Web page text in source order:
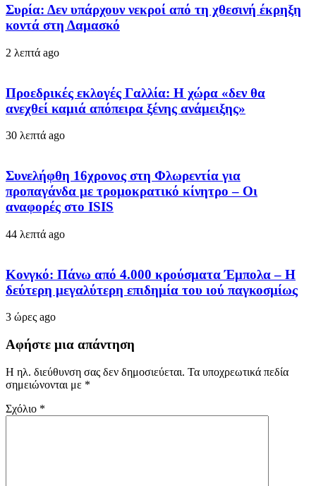
Συρία: Δεν υπάρχουν νεκροί από τη χθεσινή έκρηξη
κοντά στη Δαμασκό
2 λεπτά ago
Προεδρικές εκλογές Γαλλία: Η χώρα «δεν θα
ανεχθεί καμιά απόπειρα ξένης ανάμειξης»
30 λεπτά ago
Συνελήφθη 16χρονος στη Φλωρεντία για
προπαγάνδα με τρομοκρατικό κίνητρο – Οι
αναφορές στο ISIS
44 λεπτά ago
Κονγκό: Πάνω από 4.000 κρούσματα Έμπολα – Η
δεύτερη μεγαλύτερη επιδημία του ιού παγκοσμίως
3 ώρες ago
Αφήστε μια απάντηση
Η ηλ. διεύθυνση σας δεν δημοσιεύεται. Τα υποχρεωτικά πεδία
σημειώνονται με *
Σχόλιο *